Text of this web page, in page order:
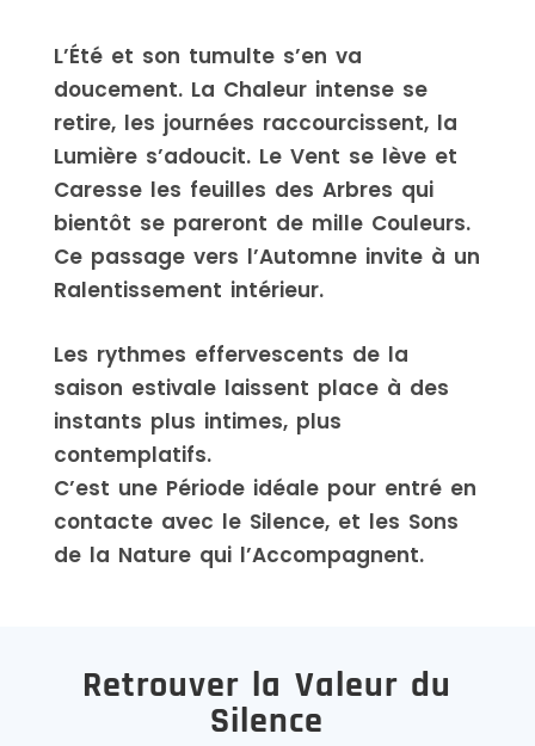
L’Été et son tumulte s’en va
doucement. La Chaleur intense se
retire, les journées raccourcissent, la
Lumière s’adoucit. Le Vent se lève et
Caresse les feuilles des Arbres qui
bientôt se pareront de mille Couleurs.
Ce passage vers l’Automne invite à un
Ralentissement intérieur.
Les rythmes effervescents de la
saison estivale laissent place à des
instants plus intimes, plus
contemplatifs.
C’est une Période idéale pour entré en
contacte avec le Silence, et les Sons
de la Nature qui l’Accompagnent.
Retrouver la Valeur du
Silence